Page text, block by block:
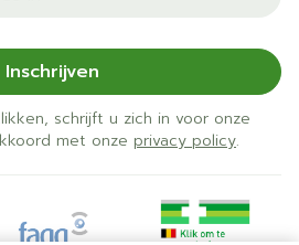
Inschrijven
schrijft u zich in voor onze
met onze privacy policy.